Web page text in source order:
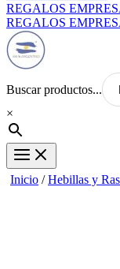
REGALOS
REGALOS
Buscar productos...
×
Inicio /Hebillas y